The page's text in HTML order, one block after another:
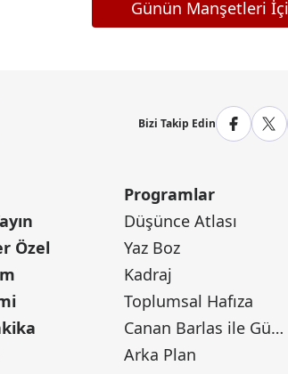
Günün Manşetleri
Bizi Takip Edin
Özel
Programlar
Düşünce Atlası
Yaz Boz
Kadraj
Toplumsal Hafıza
Canan Barlas ile Gündem
Arka Plan